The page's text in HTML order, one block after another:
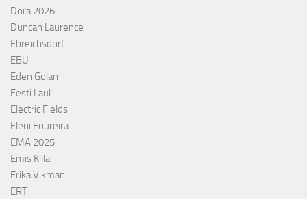
Dora 2026
Duncan Laurence
Ebreichsdorf
EBU
Eden Golan
Eesti Laul
Electric Fields
Eleni Foureira
EMA 2025
Emis Killa
Erika Vikman
ERT